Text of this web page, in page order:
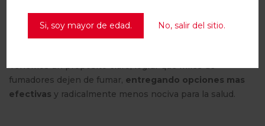
Si, soy mayor de edad. No, salir del sitio.
Contamos con 10 años de experiencia en el mercado de
Tenemos un propósito claro; lograr que miles de
fumadores dejen de fumar, entregando opciones mas
efectivas y radicalmente menos nociva para la salud.